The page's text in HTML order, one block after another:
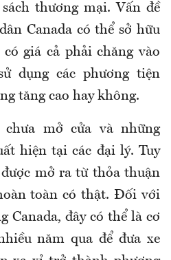
thương mại. Vấn đề
Canada có thể sở hữu
giá cả phải chăng vào
dụng các phương tiện
tăng cao hay không.
chưa mở cửa và những
hiện tại các đại lý. Tuy
mở ra từ thỏa thuận
toàn có thật. Đối với
Canada, đây có thể là cơ
năm qua để đưa xe